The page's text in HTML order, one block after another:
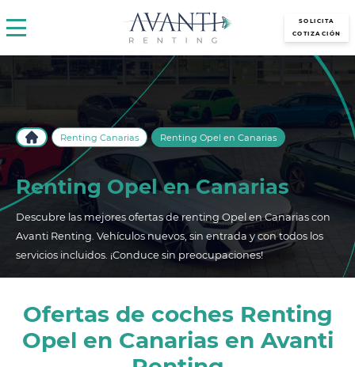
SOLICITA
COTIZACIÓN
Renting Canarias Renting Opel en Canarias
Renting Opel en Canarias
Descubre las mejores ofertas de renting Opel en Canarias con
Avanti Renting. Vehículos nuevos, sin entrada y con todos los
servicios incluidos. ¡Conduce sin preocupaciones!
Ofertas de coches Renting
Opel en Canarias en Avanti